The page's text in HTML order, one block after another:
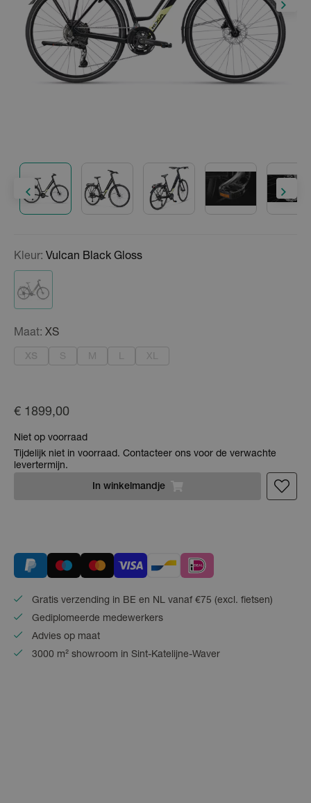
Kleur: Vulcan Black Gloss
Maat: XS
XS S M L XL
€ 1899,00
Niet op voorraad
Tijdelijk niet in voorraad. Contacteer ons voor de verwachte
levertermijn.
In winkelmandje
Gratis verzending in BE en NL vanaf €75 (excl. fietsen)
Gediplomeerde medewerkers
Advies op maat
3000 m² showroom in Sint-Katelijne-Waver